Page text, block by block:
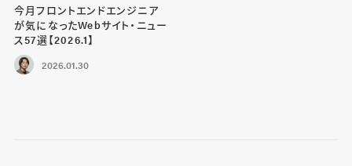
今月フロントエンドエンジニア
が気になったWebサイト・ニュー
ス57選【2026.1】
2026.01.30